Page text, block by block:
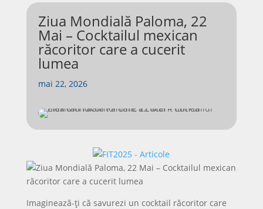
Ziua Mondială Paloma, 22
Mai – Cocktailul mexican
răcoritor care a cucerit
lumea
mai 22, 2026
Imaginează-ți că savurezi un cocktail răcoritor care